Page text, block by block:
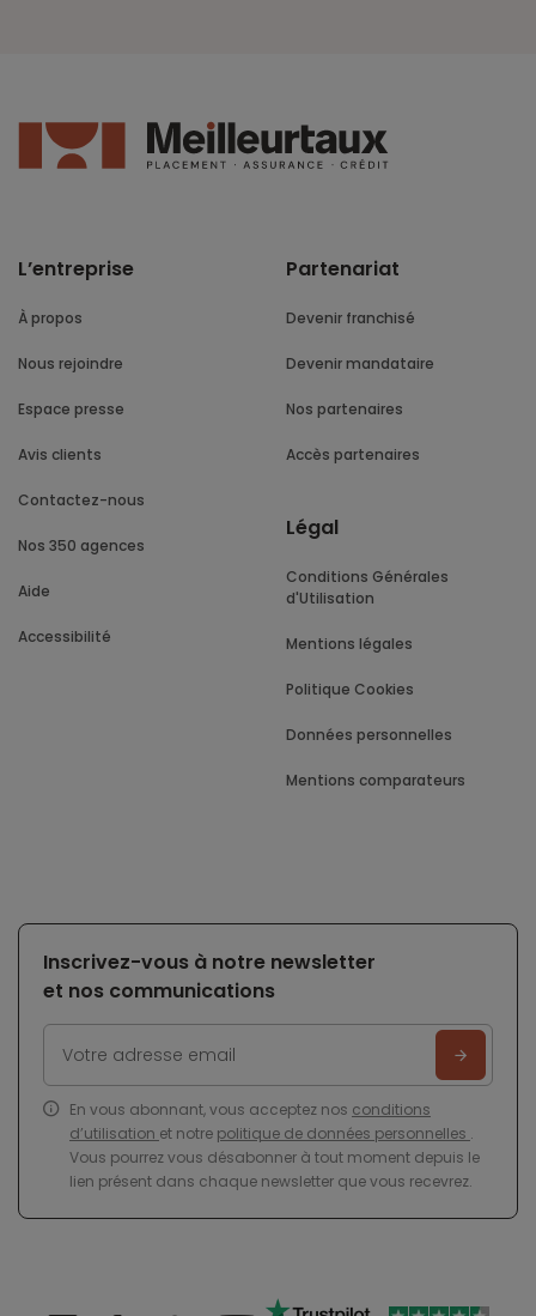
L’entreprise
À propos
Nous rejoindre
Espace presse
Avis clients
Contactez-nous
Nos 350 agences
Aide
Accessibilité
Partenariat
Devenir franchisé
Devenir mandataire
Nos partenaires
Accès partenaires
Légal
Conditions Générales
d'Utilisation
Mentions légales
Politique Cookies
Données personnelles
Mentions comparateurs
Inscrivez-vous à notre newsletter
et nos communications
En vous abonnant, vous acceptez nos conditions
d’utilisation et notre politique de données personnelles .
Vous pourrez vous désabonner à tout moment depuis le
lien présent dans chaque newsletter que vous recevrez.